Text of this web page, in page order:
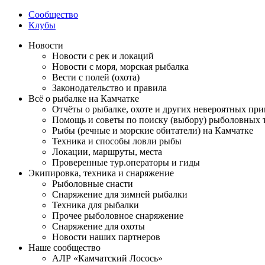
Сообщество
Клубы
Новости
Новости с рек и локаций
Новости с моря, морская рыбалка
Вести с полей (охота)
Законодательство и правила
Всё о рыбалке на Камчатке
Отчёты о рыбалке, охоте и других невероятных
Помощь и советы по поиску (выбору) рыболовных
Рыбы (речные и морские обитатели) на Камчатке
Техника и способы ловли рыбы
Локации, маршруты, места
Проверенные тур.операторы и гиды
Экипировка, техника и снаряжение
Рыболовные снасти
Снаряжение для зимней рыбалки
Техника для рыбалки
Прочее рыболовное снаряжение
Снаряжение для охоты
Новости наших партнеров
Наше сообщество
АЛР «Камчатский Лосось»